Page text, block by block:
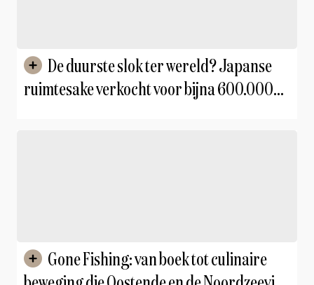
ruimtesake verkocht voor bijna 600.000